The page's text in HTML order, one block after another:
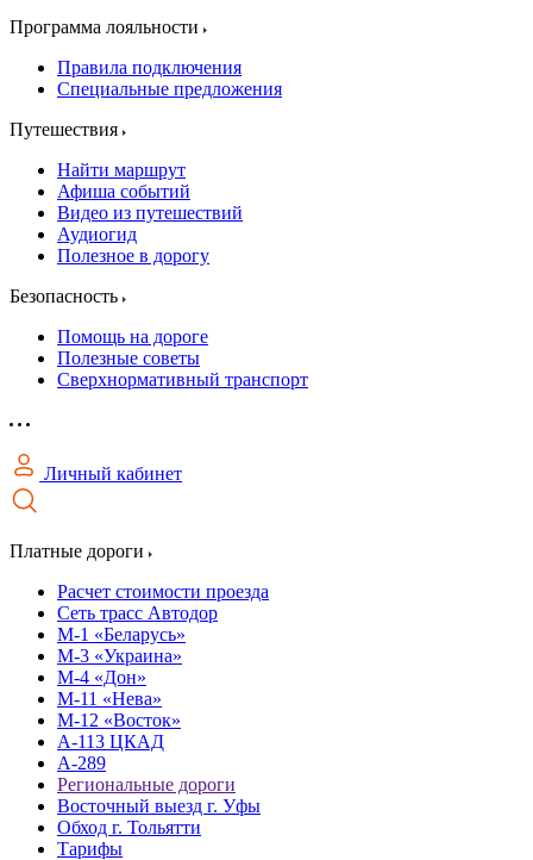
Программа лояльности
Правила подключения
Специальные предложения
Путешествия
Найти маршрут
Афиша событий
Видео из путешествий
Аудиогид
Полезное в дорогу
Безопасность
Помощь на дороге
Полезные советы
Сверхнормативный транспорт
Личный кабинет
Платные дороги
Расчет стоимости проезда
Сеть трасс Автодор
М-1 «Беларусь»
М-3 «Украина»
М-4 «Дон»
М-11 «Нева»
М-12 «Восток»
А-113 ЦКАД
А-289
Региональные дороги
Восточный выезд г. Уфы
Обход г. Тольятти
Тарифы